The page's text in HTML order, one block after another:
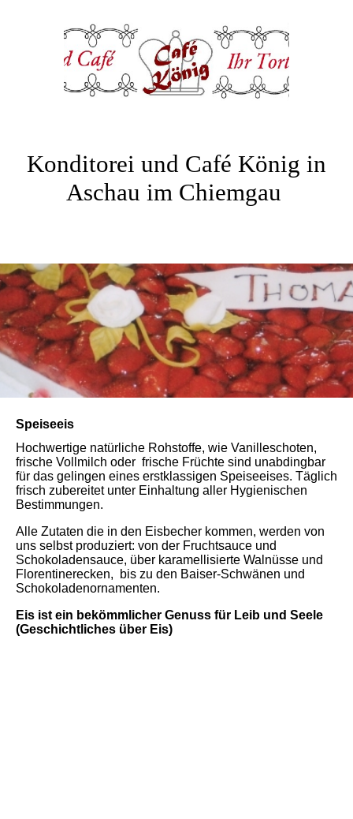
Konditorei und Café König in
Aschau im Chiemgau
Speiseeis
Hochwertige natürliche Rohstoffe, wie Vanilleschoten,
frische Vollmilch oder frische Früchte sind unabdingbar
für das gelingen eines erstklassigen Speiseeises. Täglich
frisch zubereitet unter Einhaltung aller Hygienischen
Bestimmungen.
Alle Zutaten die in den Eisbecher kommen, werden von
uns selbst produziert: von der Fruchtsauce und
Schokoladensauce, über karamellisierte Walnüsse und
Florentinerecken, bis zu den Baiser-Schwänen und
Schokoladenornamenten.
Eis ist ein bekömmlicher Genuss für Leib und Seele
(Geschichtliches über Eis)